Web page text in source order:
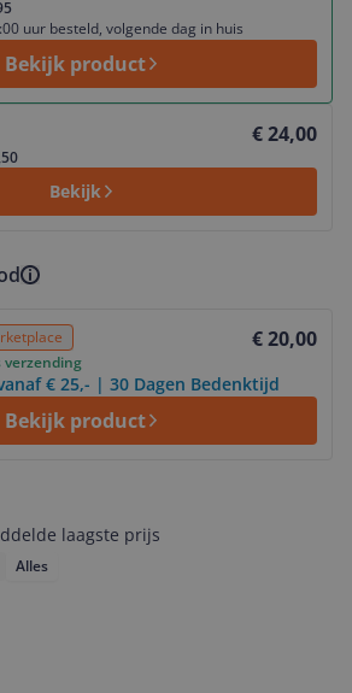
uur besteld, volgende dag in huis
Bekijk product
€ 24,00
Bekijk
€ 20,00
verzending
€ 25,- | 30 Dagen Bedenktijd
Bekijk product
laagste prijs
Alles